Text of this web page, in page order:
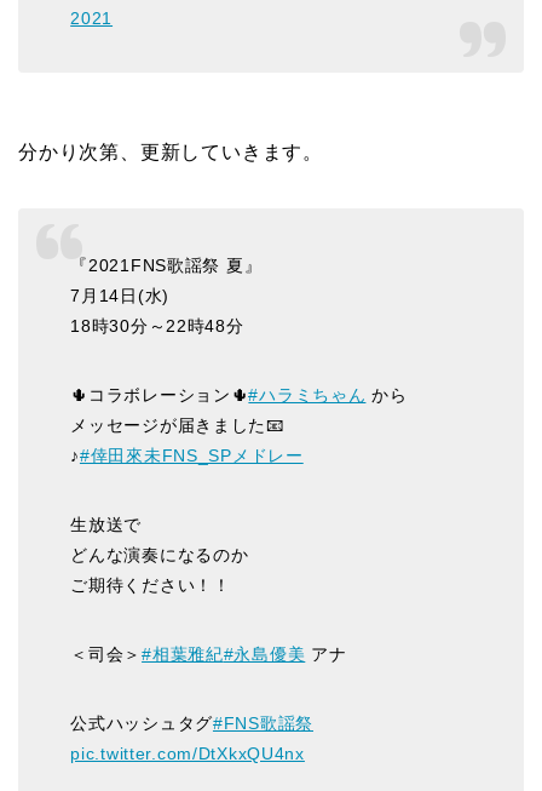
2021
分かり次第、更新していきます。
『2021FNS歌謡祭 夏』
7月14日(水)
18時30分～22時48分
🌵コラボレーション🌵#ハラミちゃん から
メッセージが届きました📧
♪#倖田來未FNS_SPメドレー
生放送で
どんな演奏になるのか
ご期待ください！！
＜司会＞#相葉雅紀#永島優美 アナ
公式ハッシュタグ#FNS歌謡祭
pic.twitter.com/DtXkxQU4nx